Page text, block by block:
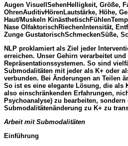
Augen VisuellSehenHelligkeit, Größe,
OhrenAuditivHörenLautstärke, Höhe,
Haut/Muskeln
Nase OlfaktorischRiechenIntensität,
Zunge GustatorischSchmeckenSüße,
NLP proklamiert als Ziel jeder
erreichen. Unser Gehirn verarbeitet
Repräsentationssystemen. So sind
Submodalitäten mit jeder als K+ oder
verbunden. Bei Änderungen an Teilen
So ist es eine elegante Lösung, die als
also einschränkenden Erfahrungen,
Psychoanalyse) zu bearbeiten, sondern
Submodalitätenänderung zu K+ zu
Arbeit mit Submodalitäten
Einführung